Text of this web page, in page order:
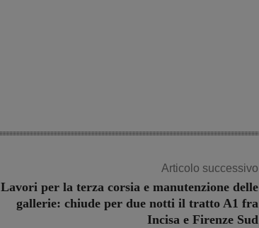
Articolo successivo
Lavori per la terza corsia e manutenzione delle
gallerie: chiude per due notti il tratto A1 fra
Incisa e Firenze Sud